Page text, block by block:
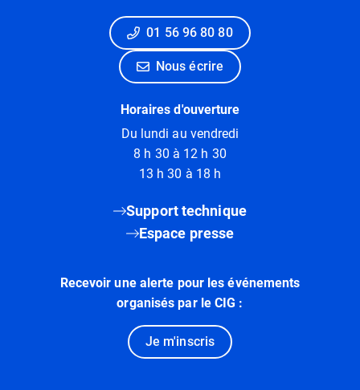
01 56 96 80 80
Nous écrire
Horaires d'ouverture
Du lundi au vendredi
8 h 30 à 12 h 30
13 h 30 à 18 h
Support technique
Espace presse
Recevoir une alerte pour les événements
organisés par le CIG :
Je m'inscris